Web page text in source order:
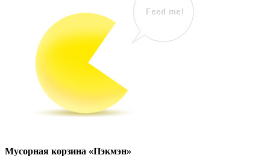
Мусорная корзина «Пэкмэн»